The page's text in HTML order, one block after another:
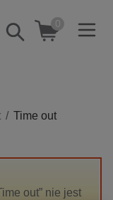
Pokaż/schowaj
wyszukiwarkę
0
Time out
out” nie jest